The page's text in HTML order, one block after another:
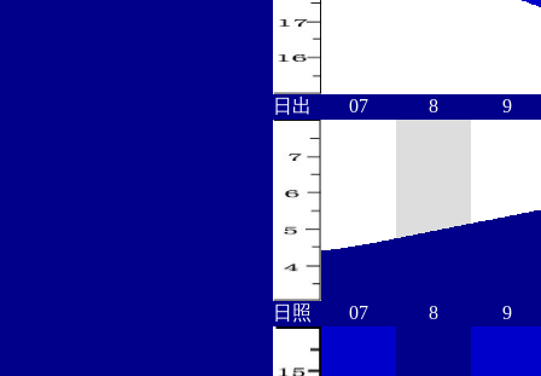
日出 07 8 9
日照 07 8 9